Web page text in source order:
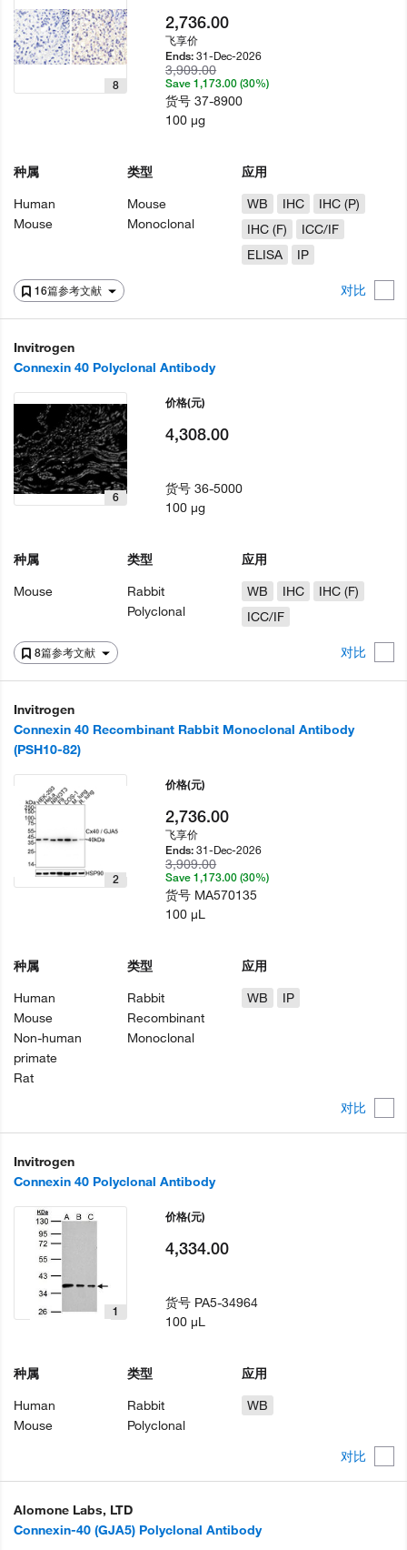
16篇参考文献 对比
8
种属
Human
Mouse
类型
Mouse
Monoclonal
应用
WB
IHC
IHC (P)
IHC (F)
ICC/IF
ELISA
IP
2,736.00
飞享价
Ends:31-Dec-2026
3,909.00
Save 1,173.00 (30%)
货号37-8900
100 µg
Invitrogen
Connexin 40 Polyclonal Antibody
8篇参考文献 对比
6
种属
Mouse
类型
Rabbit
Polyclonal
应用
WB
IHC
IHC (F)
ICC/IF
价格(元)
4,308.00
货号36-5000
100 µg
Invitrogen
Connexin 40 Recombinant Rabbit Monoclonal Antibody
(PSH10-82)
对比
2
种属
Human
Mouse
Non-human
primate
Rat
类型
Rabbit
Recombinant
Monoclonal
应用
WB
IP
价格(元)
2,736.00
飞享价
Ends:31-Dec-2026
3,909.00
Save 1,173.00 (30%)
货号 MA570135
100 µL
Invitrogen
Connexin 40 Polyclonal Antibody
对比
1
种属
Human
Mouse
类型
Rabbit
Polyclonal
应用
WB
价格(元)
4,334.00
货号 PA5-34964
100 µL
Alomone Labs, LTD
Connexin-40 (GJA5) Polyclonal Antibody